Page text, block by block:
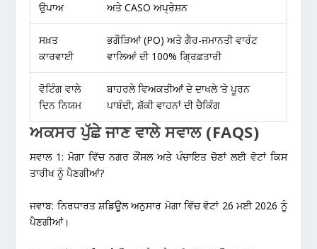
ਉਪਾਅ
ਅਤੇ CASO ਅਪ੍ਰੇਸ਼ਨ
ਸਖ਼ਤ
ਕਾਰਵਾਈ
ਭਗੌੜਿਆਂ (PO) ਅਤੇ ਗੈਰ-ਜਮਾਨਤੀ ਵਾਰੰਟ
ਵਾਲਿਆਂ ਦੀ 100% ਗ੍ਰਿਫ਼ਤਾਰੀ
ਵੋਟਿੰਗ ਵਾਲੇ
ਦਿਨ ਨਿਯਮ
ਬਾਹਰਲੇ ਵਿਅਕਤੀਆਂ ਦੇ ਦਾਖਲੇ ‘ਤੇ ਪੂਰਨ
ਪਾਬੰਦੀ, ਸ਼ੱਕੀ ਵਾਹਨਾਂ ਦੀ ਚੈਕਿੰਗ
ਅਕਸਰ ਪੁੱਛੇ ਜਾਣ ਵਾਲੇ ਸਵਾਲ (FAQS)
ਸਵਾਲ 1: ਮੋਗਾ ਵਿੱਚ ਨਗਰ ਕੌਂਸਲ ਅਤੇ ਪੰਚਾਇਤ ਚੋਣਾਂ ਲਈ ਵੋਟਾਂ ਕਿਸ
ਤਾਰੀਖ ਨੂੰ ਪੈਣਗੀਆਂ?
ਜਵਾਬ: ਨਿਰਧਾਰਤ ਸ਼ਡਿਊਲ ਅਨੁਸਾਰ ਮੋਗਾ ਵਿੱਚ ਵੋਟਾਂ 26 ਮਈ 2026 ਨੂੰ
ਪੈਣਗੀਆਂ।